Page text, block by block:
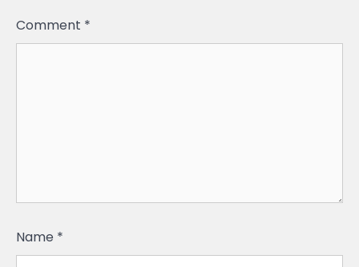
Comment *
Name *